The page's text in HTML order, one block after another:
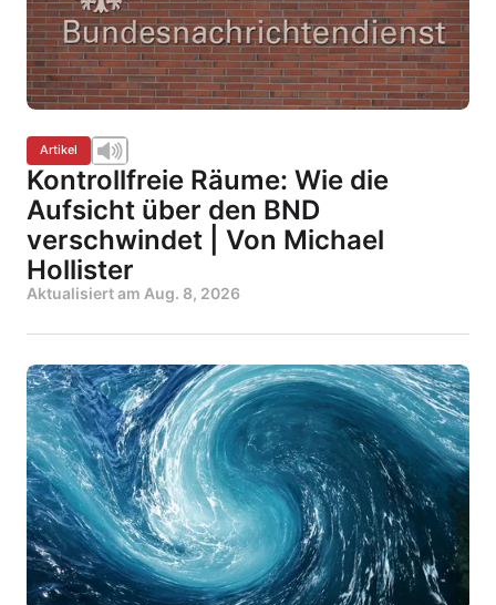
Artikel
Kontrollfreie Räume: Wie die
Aufsicht über den BND
verschwindet | Von Michael
Hollister
Aktualisiert am Aug. 8, 2026